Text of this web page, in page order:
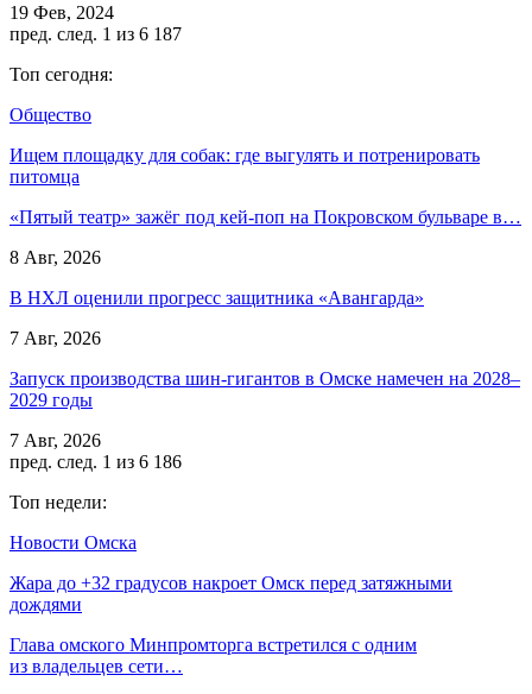
19 Фев, 2024
пред. след. 1 из 6 187
Топ сегодня:
Общество
Ищем площадку для собак: где выгулять и потренировать
питомца
«Пятый театр» зажёг под кей-поп на Покровском бульваре в…
8 Авг, 2026
В НХЛ оценили прогресс защитника «Авангарда»
7 Авг, 2026
Запуск производства шин-гигантов в Омске намечен на 2028–
2029 годы
7 Авг, 2026
пред. след. 1 из 6 186
Топ недели:
Новости Омска
Жара до +32 градусов накроет Омск перед затяжными
дождями
Глава омского Минпромторга встретился с одним
из владельцев сети…